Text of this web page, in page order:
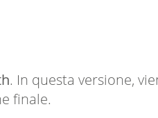
. In questa versione,
finale.